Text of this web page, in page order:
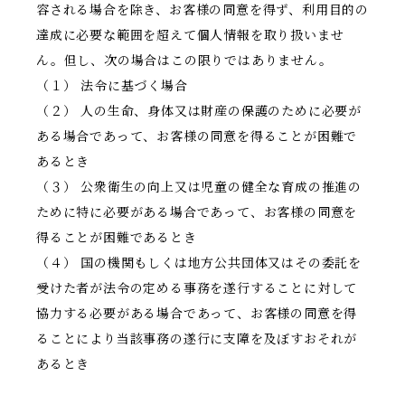
容される場合を除き、お客様の同意を得ず、利用目的の
達成に必要な範囲を超えて個人情報を取り扱いませ
ん。但し、次の場合はこの限りではありません。
（１） 法令に基づく場合
（２） 人の生命、身体又は財産の保護のために必要が
ある場合であって、お客様の同意を得ることが困難で
あるとき
（３） 公衆衛生の向上又は児童の健全な育成の推進の
ために特に必要がある場合であって、お客様の同意を
得ることが困難であるとき
（４） 国の機関もしくは地方公共団体又はその委託を
受けた者が法令の定める事務を遂行することに対して
協力する必要がある場合であって、お客様の同意を得
ることにより当該事務の遂行に支障を及ぼすおそれが
あるとき